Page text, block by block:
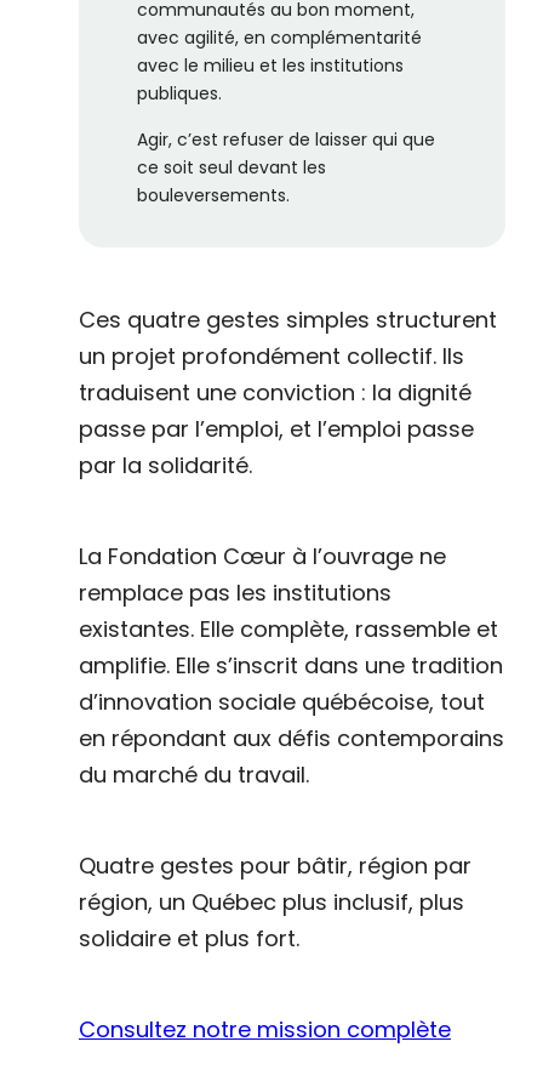
communautés au bon moment,
avec agilité, en complémentarité
avec le milieu et les institutions
publiques.
Agir, c’est refuser de laisser qui que
ce soit seul devant les
bouleversements.
Ces quatre gestes simples structurent
un projet profondément collectif. Ils
traduisent une conviction : la dignité
passe par l’emploi, et l’emploi passe
par la solidarité.
La Fondation Cœur à l’ouvrage ne
remplace pas les institutions
existantes. Elle complète, rassemble et
amplifie. Elle s’inscrit dans une tradition
d’innovation sociale québécoise, tout
en répondant aux défis contemporains
du marché du travail.
Quatre gestes pour bâtir, région par
région, un Québec plus inclusif, plus
solidaire et plus fort.
Consultez notre mission complète